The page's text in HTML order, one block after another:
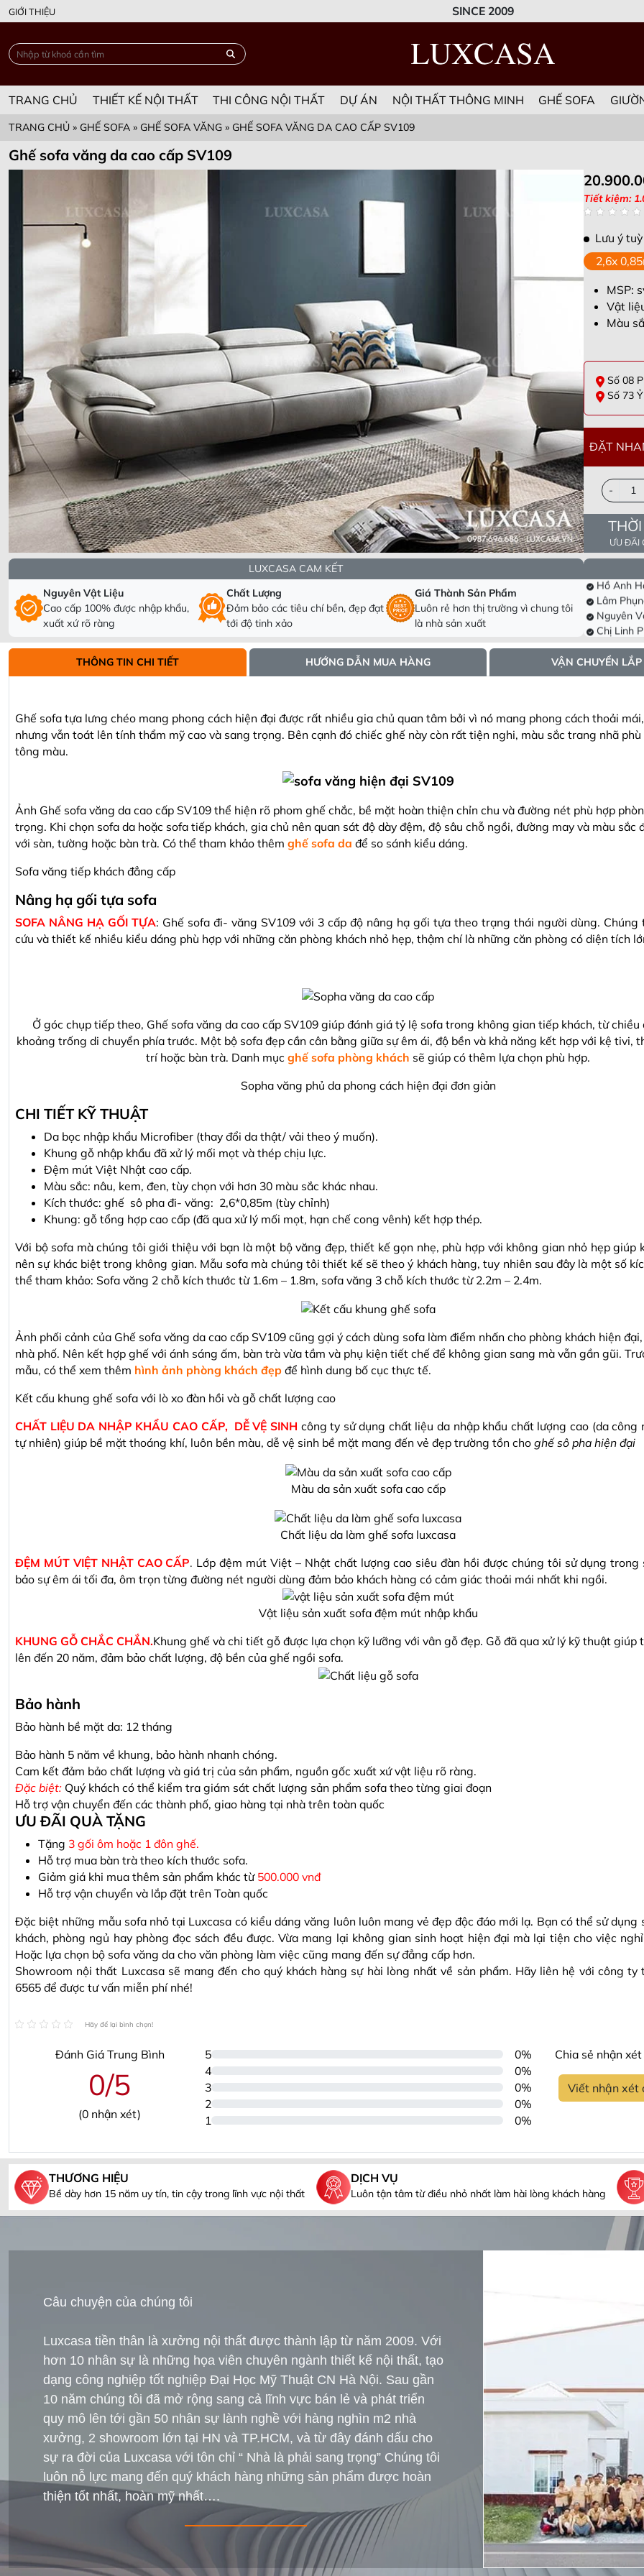
GIỚI THIỆU SINCE 2009
TRANG CHỦ THIẾT KẾ NỘI THẤT THI CÔNG NỘI THẤT DỰ ÁN NỘI THẤT THÔNG MINH GHẾ SOFA
TRANG CHỦ » GHẾ SOFA » GHẾ SOFA VĂNG » GHẾ SOFA VĂNG DA CAO CẤP SV109
Ghế sofa văng da cao cấp SV109
Tiết kiệm:
Lưu ý
MSP:
Vật
Màu
Số 08
Số 73
ĐẶT
-
ƯU ĐÃI
LUXCASA CAM KẾT
Nguyên Vật Liệu
Cao cấp 100% được nhập khẩu,
xuất xứ rõ ràng
Chất Lượng
Đảm bảo các tiêu chí bền, đẹp đạt
tới độ tinh xảo
Giá Thành Sản Phẩm
Luôn rẻ hơn thị trường vì chung tôi
là nhà sản xuất
Dương
Đông, Hà
Chị Hà
Hòa Thành,
Lê Thị
Thành phố
Ấp Bình
Lâm
, tân phú, hcm
Nguyên
Hưng, tx
Chị Linh
Đông
Trần
Ninh
Anh Hoài
Phạm
Thành, ấp
Dương
Thành phố
Hồ Anh
Ấp Bình hải,
Lâm
, tân phú, hcm
Nguyên
hcmPhạm
Thành, ấp
THÔNG TIN CHI TIẾT HƯỚNG DẪN MUA HÀNG VẬN CHUYỂN
Ghế sofa tựa lưng chéo mang phong cách hiện đại được rất nhiều gia chủ quan tâm bởi vì nó mang phong cách thoải
nhưng vẫn toát lên tính thẩm mỹ cao và sang trọng. Bên cạnh đó chiếc ghế này còn rất tiện nghi, màu sắc trang nhã phù
tông màu.
Ảnh Ghế sofa văng da cao cấp SV109 thể hiện rõ phom ghế chắc, bề mặt hoàn thiện chỉn chu và đường nét phù hợp
trọng. Khi chọn sofa da hoặc sofa tiếp khách, gia chủ nên quan sát độ dày đệm, độ sâu chỗ ngồi, đường may và màu sắc
với sàn, tường hoặc bàn trà. Có thể tham khảo thêm ghế sofa da để so sánh kiểu dáng.
Sofa văng tiếp khách đẳng cấp
Nâng hạ gối tựa sofa
SOFA NÂNG HẠ GỐI TỰA: Ghế sofa đi- văng SV109 với 3 cấp độ nâng hạ gối tựa theo trạng thái người dùng. Chúng
cứu và thiết kế nhiều kiểu dáng phù hợp với những căn phòng khách nhỏ hẹp, thậm chí là những căn phòng có diện tích
Ở góc chụp tiếp theo, Ghế sofa văng da cao cấp SV109 giúp đánh giá tỷ lệ sofa trong không gian tiếp khách, từ chiều
khoảng trống di chuyển phía trước. Một bộ sofa đẹp cần cân bằng giữa sự êm ái, độ bền và khả năng kết hợp với kệ tivi,
trí hoặc bàn trà. Danh mục ghế sofa phòng khách sẽ giúp có thêm lựa chọn phù hợp.
Sopha văng phủ da phong cách hiện đại đơn giản
CHI TIẾT KỸ THUẬT
Da bọc nhập khẩu Microfiber (thay đổi da thật/ vải theo ý muốn).
Khung gỗ nhập khẩu đã xử lý mối mọt và thép chịu lực.
Đệm mút Việt Nhật cao cấp.
Màu sắc: nâu, kem, đen, tùy chọn với hơn 30 màu sắc khác nhau.
Kích thước: ghế sô pha đi- văng: 2,6*0,85m (tùy chỉnh)
Khung: gỗ tổng hợp cao cấp (đã qua xử lý mối mọt, hạn chế cong vênh) kết hợp thép.
Với bộ sofa mà chúng tôi giới thiệu với bạn là một bộ văng đẹp, thiết kế gọn nhẹ, phù hợp với không gian nhỏ hẹp giúp
nên sự khác biệt trong không gian. Mẫu sofa mà chúng tôi thiết kế sẽ theo ý khách hàng, tuy nhiên sau đây là một số
thể tham khảo: Sofa văng 2 chỗ kích thước từ 1.6m – 1.8m, sofa văng 3 chỗ kích thước từ 2.2m – 2.4m.
Ảnh phối cảnh của Ghế sofa văng da cao cấp SV109 cũng gợi ý cách dùng sofa làm điểm nhấn cho phòng khách hiện
nhà phố. Nên kết hợp ghế với ánh sáng ấm, bàn trà vừa tầm và phụ kiện tiết chế để không gian sang mà vẫn gần gũi.
mẫu, có thể xem thêm hình ảnh phòng khách đẹp để hình dung bố cục thực tế.
Kết cấu khung ghế sofa với lò xo đàn hồi và gỗ chất lượng cao
CHẤT LIỆU DA NHẬP KHẨU CAO CẤP, DỄ VỆ SINH công ty sử dụng chất liệu da nhập khẩu chất lượng cao (da công
tự nhiên) giúp bề mặt thoáng khí, luôn bền màu, dễ vệ sinh bề mặt mang đến vẻ đẹp trường tồn cho ghế sô pha hiện đại
Màu da sản xuất sofa cao cấp
Chất liệu da làm ghế sofa luxcasa
ĐỆM MÚT VIỆT NHẬT CAO CẤP. Lớp đệm mút Việt – Nhật chất lượng cao siêu đàn hồi được chúng tôi sử dụng trong
bảo sự êm ái tối đa, ôm trọn từng đường nét người dùng đảm bảo khách hàng có cảm giác thoải mái nhất khi ngồi.
Vật liệu sản xuất sofa đệm mút nhập khẩu
KHUNG GỖ CHẮC CHẮN.Khung ghế và chi tiết gỗ được lựa chọn kỹ lưỡng với vân gỗ đẹp. Gỗ đã qua xử lý kỹ thuật giúp
lên đến 20 năm, đảm bảo chất lượng, độ bền của ghế ngồi sofa.
Bảo hành
Bảo hành bề mặt da: 12 tháng
Bảo hành 5 năm về khung, bảo hành nhanh chóng.
Cam kết đảm bảo chất lượng và giá trị của sản phẩm, nguồn gốc xuất xứ vật liệu rõ ràng.
Đặc biệt: Quý khách có thể kiểm tra giám sát chất lượng sản phẩm sofa theo từng giai đoạn
Hỗ trợ vận chuyển đến các thành phố, giao hàng tại nhà trên toàn quốc
ƯU ĐÃI QUÀ TẶNG
Tặng 3 gối ôm hoặc 1 đôn ghế.
Hỗ trợ mua bàn trà theo kích thước sofa.
Giảm giá khi mua thêm sản phẩm khác từ 500.000 vnđ
Hỗ trợ vận chuyển và lắp đặt trên Toàn quốc
Đặc biệt những mẫu sofa nhỏ tại Luxcasa có kiểu dáng văng luôn luôn mang vẻ đẹp độc đáo mới lạ. Bạn có thể sử dụng
khách, phòng ngủ hay phòng đọc sách đều được. Vừa mang lại không gian sinh hoạt hiện đại mà lại tiện cho việc
Hoặc lựa chọn bộ sofa văng da cho văn phòng làm việc cũng mang đến sự đẳng cấp hơn.
Showroom nội thất Luxcasa sẽ mang đến cho quý khách hàng sự hài lòng nhất về sản phẩm. Hãy liên hệ với công ty
6565 để được tư vấn miễn phí nhé!
Hãy để lại bình chọn!
Đánh Giá Trung Bình
0/5
(0 nhận xét)
5
0%
4
0%
3
0%
2
0%
1
0%
Chia sẻ nhận
Viết nhận xét
THƯƠNG HIỆU
Bề dày hơn 15 năm uy tín, tin cậy trong lĩnh vực nội thất
DỊCH VỤ
Luôn tận tâm từ điều nhỏ nhất làm hài lòng khách hàng
Câu chuyện của chúng tôi
Luxcasa tiền thân là xưởng nội thất được thành lập từ năm 2009. Với
hơn 10 nhân sự là những họa viên chuyên ngành thiết kế nội thất, tạo
dạng công nghiệp tốt nghiệp Đại Học Mỹ Thuật CN Hà Nội. Sau gần
10 năm chúng tôi đã mở rộng sang cả lĩnh vực bán lẻ và phát triển
quy mô lên tới gần 50 nhân sự lành nghề với hàng nghìn m2 nhà
xưởng, 2 showroom lớn tại HN và TP.HCM, và từ đây đánh dấu cho
sự ra đời của Luxcasa với tôn chỉ “ Nhà là phải sang trọng” Chúng tôi
luôn nỗ lực mang đến quý khách hàng những sản phẩm được hoàn
thiện tốt nhất, hoàn mỹ nhất….